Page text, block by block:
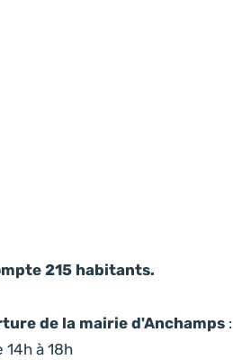
215 habitants.
de la mairie d'Anchamps:
à 18h